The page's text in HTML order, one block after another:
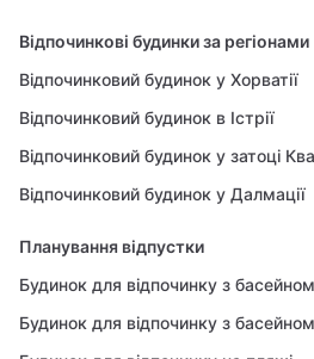
Відпочинкові будинки за регіонами
Відпочинковий будинок у Хорватії
Відпочинковий будинок в Істрії
Відпочинковий будинок у затоці
Відпочинковий будинок у Далмації
Планування відпустки
Будинок для відпочинку з басейном
Будинок для відпочинку з басейном